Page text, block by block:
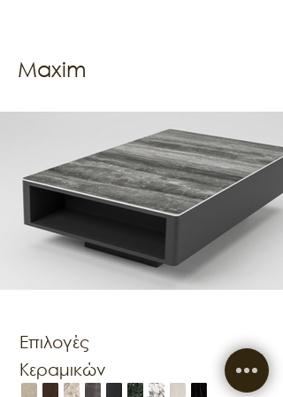
Maxim
Επιλογές
Κεραμικών